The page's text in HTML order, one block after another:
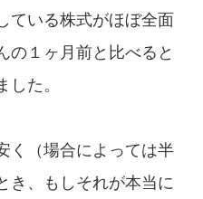
ている株式がほぼ全面
の１ヶ月前と比べると
した。
く（場合によっては半
き、もしそれが本当に